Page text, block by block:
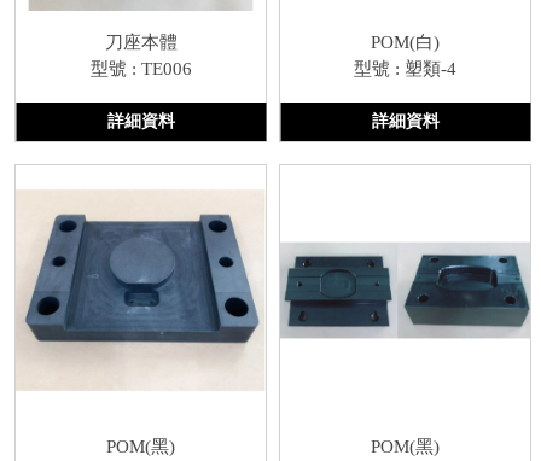
刀座本體
型號 : TE006
詳細資料
POM(白)
型號 : 塑類-4
詳細資料
POM(黑)
POM(黑)